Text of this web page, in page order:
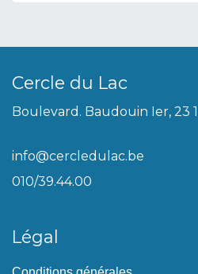
Cercle du Lac
Boulevard. Baudouin Ier, 23
info@cercledulac.be
010/39.44.00
Légal